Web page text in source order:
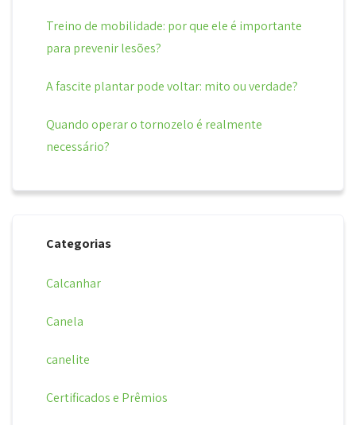
Treino de mobilidade: por que ele é importante
para prevenir lesões?
A fascite plantar pode voltar: mito ou verdade?
Quando operar o tornozelo é realmente
necessário?
Categorias
Calcanhar
Canela
canelite
Certificados e Prêmios